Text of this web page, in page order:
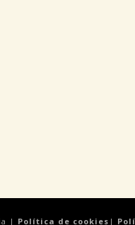
| Política de cookies |